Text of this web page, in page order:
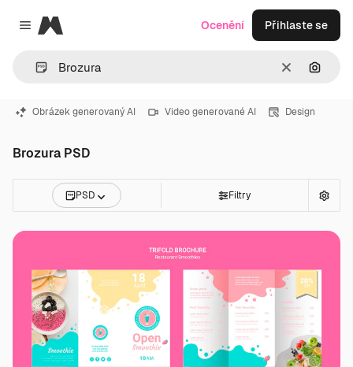
Close menu
Magnific
ZrušitHledat
Ocenění Přihlaste se
Obrázek generovaný AI Video generované AI Design
Brozura PSD
PSD Filtry